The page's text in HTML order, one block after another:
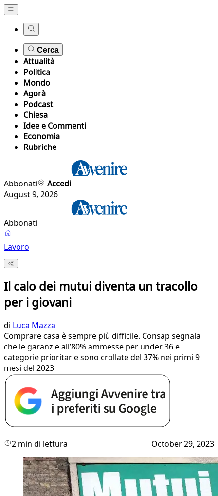
Cerca
Attualità
Politica
Mondo
Agorà
Podcast
Chiesa
Idee e Commenti
Economia
Rubriche
Abbonati
Accedi
August 9, 2026
Abbonati
Lavoro
Il calo dei mutui diventa un tracollo
per i giovani
di Luca Mazza
Comprare casa è sempre più difficile. Consap segnala
che le garanzie all’80% ammesse per under 36 e
categorie prioritarie sono crollate del 37% nei primi 9
mesi del 2023
2 min di lettura October 29, 2023